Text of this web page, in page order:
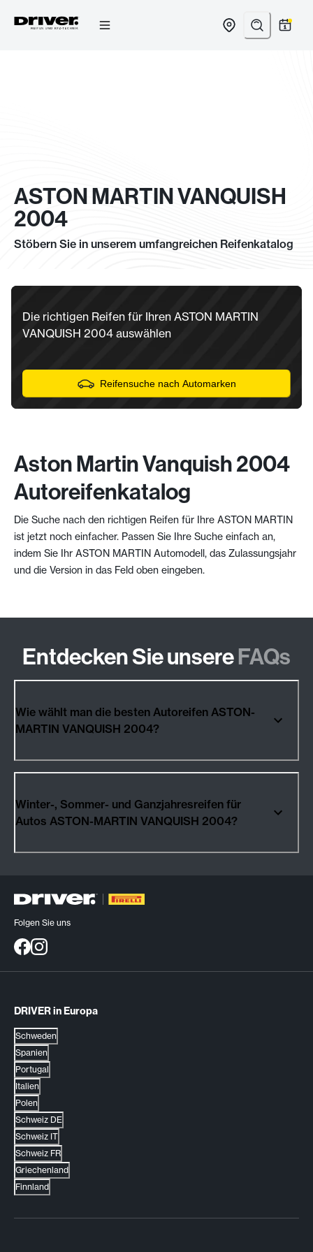
ASTON MARTIN VANQUISH
2004
Stöbern Sie in unserem umfangreichen Reifenkatalog
Die richtigen Reifen für Ihren ASTON MARTIN
VANQUISH 2004 auswählen
Reifensuche nach Automarken
Aston Martin Vanquish 2004
Autoreifenkatalog
Die Suche nach den richtigen Reifen für Ihre ASTON MARTIN
ist jetzt noch einfacher. Passen Sie Ihre Suche einfach an,
indem Sie Ihr ASTON MARTIN Automodell, das Zulassungsjahr
und die Version in das Feld oben eingeben.
Entdecken Sie unsereFAQs
Wie wählt man die besten Autoreifen ASTON-
MARTIN VANQUISH 2004?
Winter-, Sommer- und Ganzjahresreifen für
Autos ASTON-MARTIN VANQUISH 2004?
Folgen Sie uns
DRIVER in Europa
Schweden
Spanien
Portugal
Italien
Polen
Schweiz DE
Schweiz IT
Schweiz FR
Griechenland
Finnland